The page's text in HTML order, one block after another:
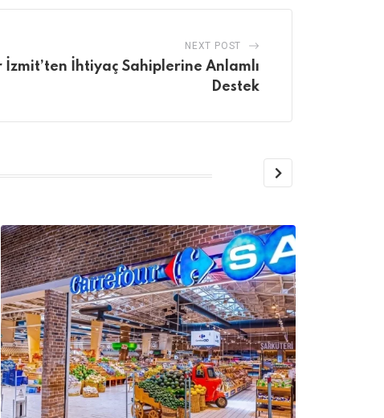
NEXT POST
İhtiyaç Sahiplerine Anlamlı
Destek